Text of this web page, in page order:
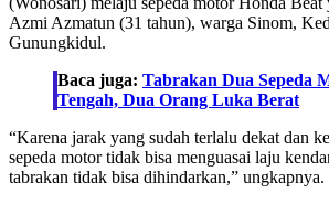
Azmi Azmatun (31 tahun), warga Sinom,
Gunungkidul.
Baca juga: Tabrakan Dua Sepeda
Tengah, Dua Orang Luka Berat
“Karena jarak yang sudah terlalu dekat dan
sepeda motor tidak bisa menguasai laju
tabrakan tidak bisa dihindarkan,” ungkapnya.